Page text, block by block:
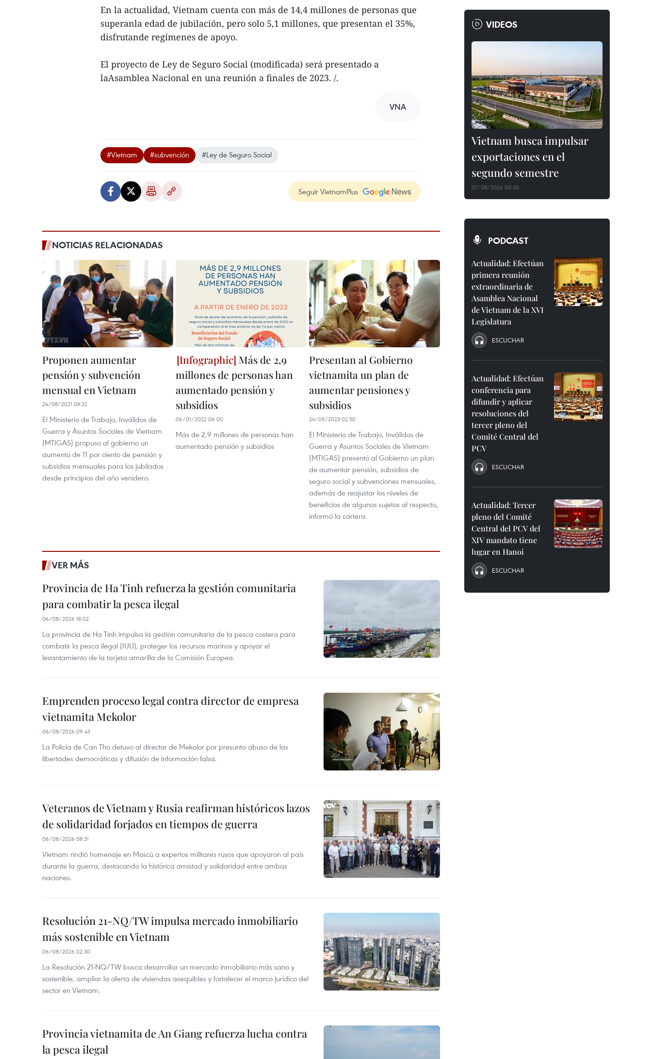
En la actualidad, Vietnam cuenta con más de 14,4 millones de personas que
superanla edad de jubilación, pero solo 5,1 millones, que presentan el 35%,
disfrutande regímenes de apoyo.
El proyecto de Ley de Seguro Social (modificada) será presentado a
laAsamblea Nacional en una reunión a finales de 2023. /.
VNA
#Vietnam #subvención #Ley de Seguro Social
Seguir VietnamPlus
NOTICIAS RELACIONADAS
Proponen aumentar
pensión y subvención
mensual en Vietnam
24/08/2021 08:32
El Ministerio de Trabajo, Inválidos de
Guerra y Asuntos Sociales de Vietnam
(MTIGAS) propuso al gobierno un
aumento de 11 por ciento de pensión y
subsidios mensuales para los jubilados
desde principios del año venidero.
Más de 2,9
millones de personas han
aumentado pensión y
subsidios
06/01/2022 06:00
Más de 2,9 millones de personas han
aumentado pensión y subsidios
Presentan al Gobierno
vietnamita un plan de
aumentar pensiones y
subsidios
24/05/2023 02:50
El Ministerio de Trabajo, Inválidos de
Guerra y Asuntos Sociales de Vietnam
(MTIGAS) presentó al Gobierno un plan
de aumentar pensión, subsidios de
seguro social y subvenciones mensuales,
además de reajustar los niveles de
beneficios de algunos sujetos al respecto,
informó la cartera.
VER MÁS
Provincia de Ha Tinh refuerza la gestión comunitaria
para combatir la pesca ilegal
06/08/2026 18:02
La provincia de Ha Tinh impulsa la gestión comunitaria de la pesca costera para
combatir la pesca ilegal (IUU), proteger los recursos marinos y apoyar el
levantamiento de la tarjeta amarilla de la Comisión Europea.
Emprenden proceso legal contra director de empresa
vietnamita Mekolor
06/08/2026 09:43
La Policía de Can Tho detuvo al director de Mekolor por presunto abuso de las
libertades democráticas y difusión de información falsa.
Veteranos de Vietnam y Rusia reafirman históricos lazos
de solidaridad forjados en tiempos de guerra
06/08/2026 08:31
Vietnam rindió homenaje en Moscú a expertos militares rusos que apoyaron al país
durante la guerra, destacando la histórica amistad y solidaridad entre ambas
naciones.
Resolución 21-NQ/TW impulsa mercado inmobiliario
más sostenible en Vietnam
06/08/2026 02:30
La Resolución 21-NQ/TW busca desarrollar un mercado inmobiliario más sano y
sostenible, ampliar la oferta de viviendas asequibles y fortalecer el marco jurídico del
sector en Vietnam.
Provincia vietnamita de An Giang refuerza lucha contra
la pesca ilegal
VIDEOS
Vietnam busca impulsar
exportaciones en el
segundo semestre
07/08/2026 00:30
PODCAST
Actualidad: Efectúan
primera reunión
extraordinaria de
Asamblea Nacional
de Vietnam de la XVI
Legislatura
ESCUCHAR
Actualidad: Efectúan
conferencia para
difundir y aplicar
resoluciones del
tercer pleno del
Comité Central del
PCV
ESCUCHAR
Actualidad: Tercer
pleno del Comité
Central del PCV del
XIV mandato tiene
lugar en Hanoi
ESCUCHAR